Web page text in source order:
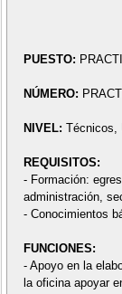
PUESTO:
NÚMERO:
NIVEL: Técnicos,
REQUISITOS:
- Formación:
administración,
- Conocimientos
FUNCIONES:
- Apoyo en la
la oficina apoyar